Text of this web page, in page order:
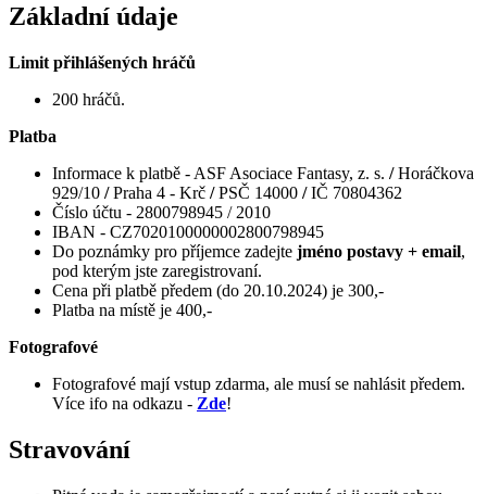
Základní údaje
Limit přihlášených hráčů
200 hráčů.
Platba
Informace k platbě - ASF Asociace Fantasy, z. s. /Horáčkova
929/10 /Praha 4 - Krč /PSČ 14000 /IČ 70804362
Číslo účtu - 2800798945 / 2010
IBAN - CZ7020100000002800798945
Do poznámky pro příjemce zadejte jméno postavy + email,
pod kterým jste zaregistrovaní.
Cena při platbě předem (do 20.10.2024) je 300,-
Platba na místě je 400,-
Fotografové
Fotografové mají vstup zdarma, ale musí se nahlásit předem.
Více ifo na odkazu - Zde!
Stravování